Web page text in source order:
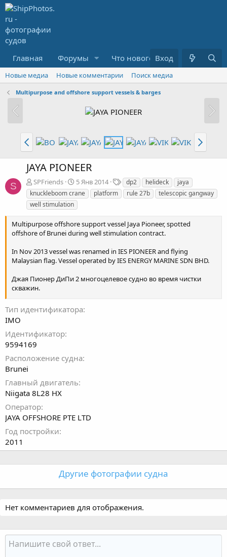
Главная Форумы Что нового? Медиа
Вход
Новые медиа Новые комментарии Поиск медиа
Multipurpose and offshore support vessels & barges
S
JAYA PIONEER
SPFriends 5 Янв 2014
Т
е
г
dp2 helideck
jaya
knuckleboom crane
platform rule 27b
telescopic gangway
well stimulation
Multipurpose offshore support vessel Jaya Pioneer, spotted
offshore of Brunei during well stimulation contract.
In Nov 2013 vessel was renamed in IES PIONEER and flying
Malaysian flag. Vessel operated by IES ENERGY MARINE SDN BHD.
Джая Пионер ДиПи 2 многоцелевое судно во время чистки
скважин.
PRI
Тип идентификатора
IMO
Идентификатор
9594169
Расположение судна
Brunei
Главный двигатель
Niigata 8L28 HX
Оператор
JAYA OFFSHORE PTE LTD
Год постройки
2011
Другие фотографии судна
Нет комментариев для отображения.